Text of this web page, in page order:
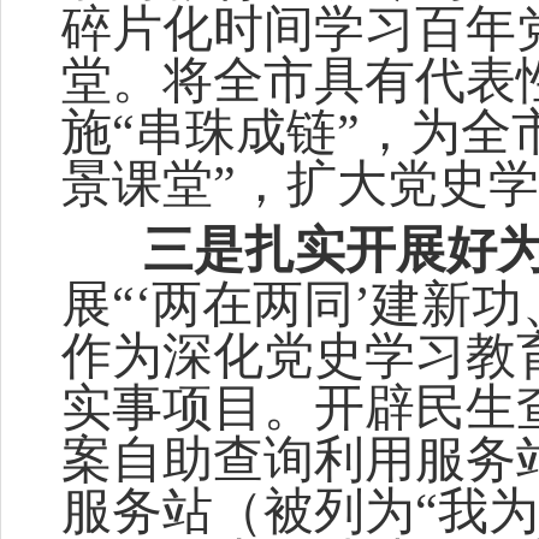
碎片化时间学习百年
堂。将全市具有代表
施“串珠成链”，为全
景课堂”，扩大党史
三是扎实开展好
展“‘两在两同’建新
作为深化党史学习教
实事项目。开辟民生
案自助查询利用服务
服务站（被列为“我